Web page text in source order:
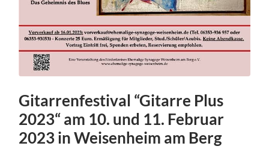
Gitarrenfestival “Gitarre Plus
2023“ am 10. und 11. Februar
2023 in Weisenheim am Berg